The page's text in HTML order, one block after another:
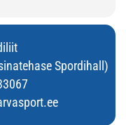
Spordihall)